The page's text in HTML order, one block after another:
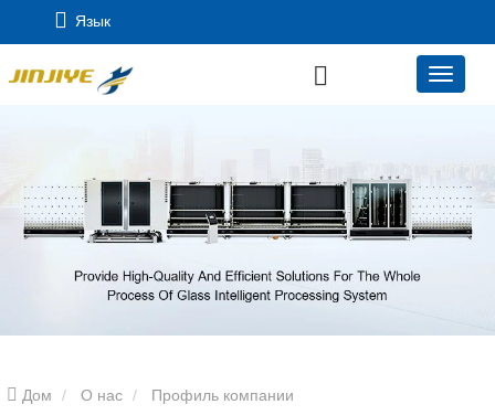
Язык
Дом О нас Профиль компании